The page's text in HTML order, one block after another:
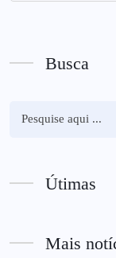
Busca
Útimas
Mais